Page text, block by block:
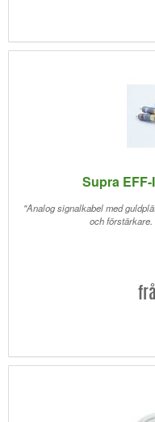
Supra
"Analog signalkabel med
och